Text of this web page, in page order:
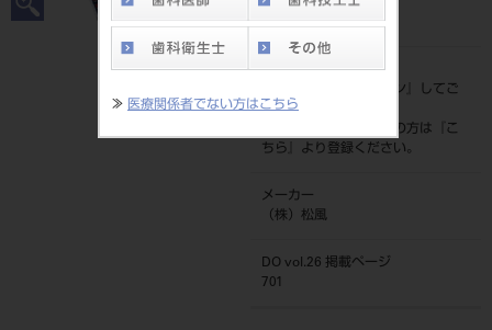
≫ 医療関係者でない方はこちら
JAN/EANコード
標準価格
ログイン
』してご
覧ください。
ネット会員登録がまだの方は『
こ
ちら
』より登録ください。
メーカー
（株）松風
DO vol.26 掲載ページ
701